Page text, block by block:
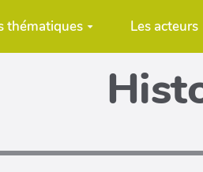
thématiques Les acteurs